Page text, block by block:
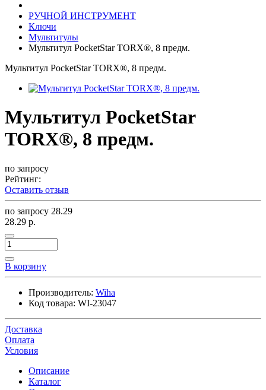
РУЧНОЙ ИНСТРУМЕНТ
Ключи
Мультитулы
Мультитул PocketStar TORX®, 8 предм.
Мультитул PocketStar TORX®, 8 предм.
Мультитул PocketStar
TORX®, 8 предм.
по запросу
Рейтинг:
Оставить отзыв
по запросу 28.29
28.29 р.
В корзину
Производитель: Wiha
Код товара: WI-23047
Доставка
Оплата
Условия
Описание
Каталог